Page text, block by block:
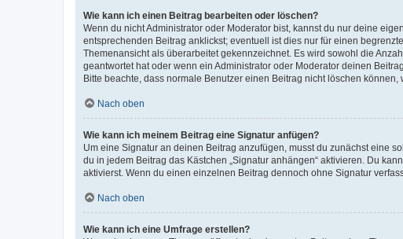
Wie kann ich einen Beitrag bearbeiten oder löschen?
Wenn du nicht Administrator oder Moderator bist, kannst du nur deine
entsprechenden Beitrag anklickst; eventuell ist dies nur für einen
Themenansicht als überarbeitet gekennzeichnet. Es wird sowohl die
geantwortet hat oder wenn ein Administrator oder Moderator deinen
Bitte beachte, dass normale Benutzer einen Beitrag nicht löschen
Nach oben
Wie kann ich meinem Beitrag eine Signatur anfügen?
Um eine Signatur an deinen Beitrag anzufügen, musst du zunächst eine
du in jedem Beitrag das Kästchen „Signatur anhängen“ aktivieren. Du
aktivierst. Wenn du einen einzelnen Beitrag dennoch ohne Signatur
Nach oben
Wie kann ich eine Umfrage erstellen?